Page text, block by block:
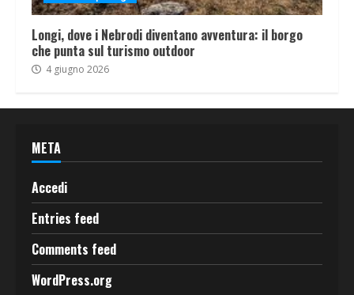
Longi, dove i Nebrodi diventano avventura: il borgo
che punta sul turismo outdoor
4 giugno 2026
META
Accedi
Entries feed
Comments feed
WordPress.org